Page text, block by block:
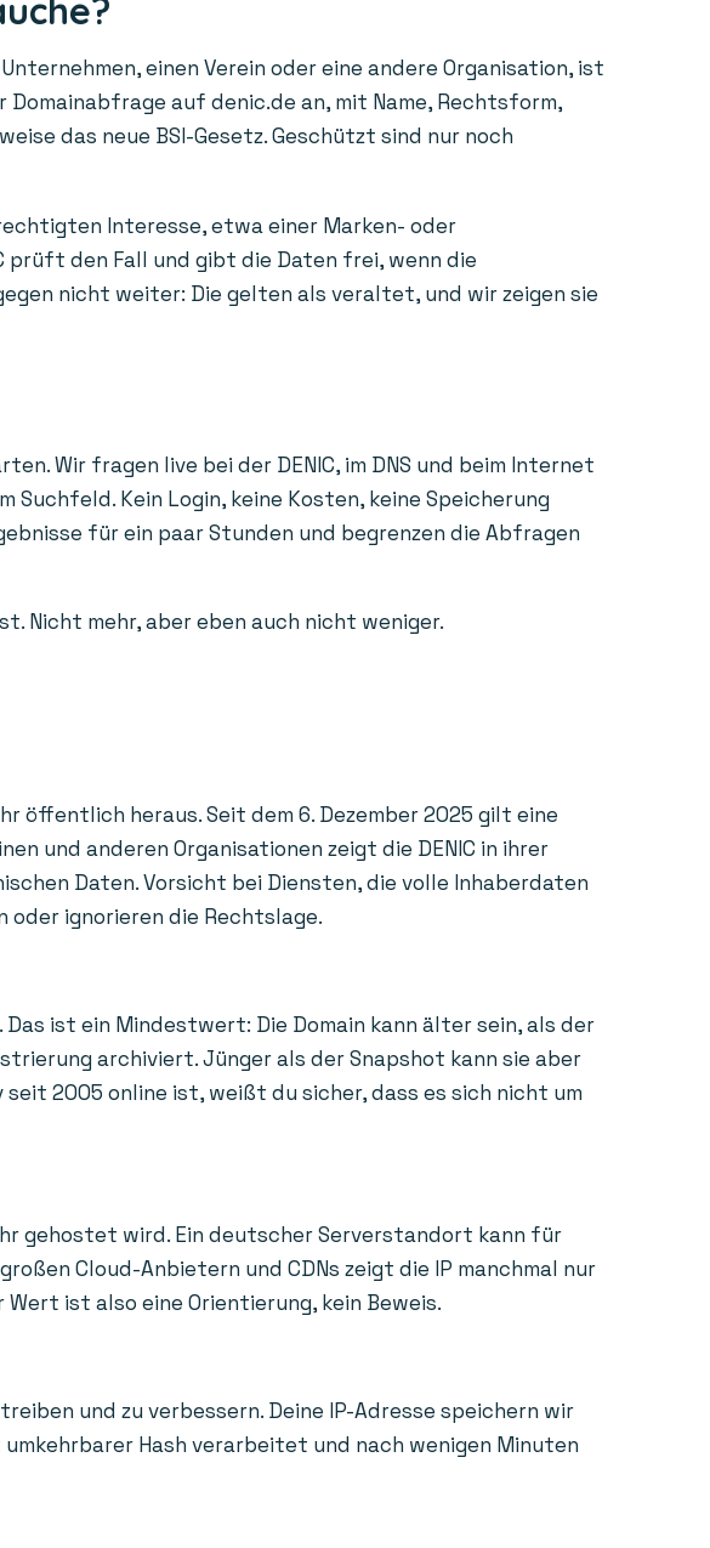
einen Verein oder eine andere Organisation, ist
auf denic.de an, mit Name, Rechtsform,
das neue BSI-Gesetz. Geschützt sind nur noch
Interesse, etwa einer Marken- oder
den Fall und gibt die Daten frei, wenn die
nicht weiter: Die gelten als veraltet, und wir zeigen sie
Wir fragen live bei der DENIC, im DNS und beim Internet
Kein Login, keine Kosten, keine Speicherung
für ein paar Stunden und begrenzen die Abfragen
Nicht mehr, aber eben auch nicht weniger.
öffentlich heraus. Seit dem 6. Dezember 2025 gilt eine
und anderen Organisationen zeigt die DENIC in ihrer
Daten. Vorsicht bei Diensten, die volle Inhaberdaten
ignorieren die Rechtslage.
ist ein Mindestwert: Die Domain kann älter sein, als der
archiviert. Jünger als der Snapshot kann sie aber
2005 online ist, weißt du sicher, dass es sich nicht um
gehostet wird. Ein deutscher Serverstandort kann für
Cloud-Anbietern und CDNs zeigt die IP manchmal nur
ist also eine Orientierung, kein Beweis.
und zu verbessern. Deine IP-Adresse speichern wir
Hash verarbeitet und nach wenigen Minuten